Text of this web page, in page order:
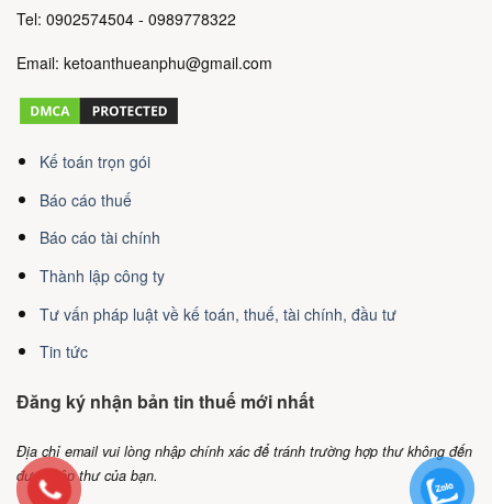
Tel: 0902574504 - 0989778322
Email: ketoanthueanphu@gmail.com
Kế toán trọn gói
Báo cáo thuế
Báo cáo tài chính
Thành lập công ty
Tư vấn pháp luật về kế toán, thuế, tài chính, đầu tư
Tin tức
Đăng ký nhận bản tin thuế mới nhất
Địa chỉ email vui lòng nhập chính xác để tránh trường hợp thư không đến
được hộp thư của bạn.